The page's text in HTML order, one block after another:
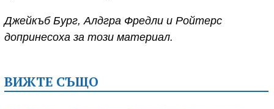
Джейкъб Бург, Алдгра Фредли и Ройтерс
допринесоха за този материал.
ВИЖТЕ СЪЩО